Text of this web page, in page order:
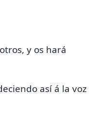
y os hará
así á la voz